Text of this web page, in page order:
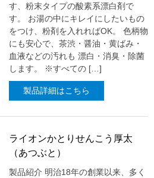
す、粉末タイプの酸素系漂白剤で
す。 お湯の中にキレイにしたいもの
をつけ、粉剤を入れればOK。 色柄物
にも安心で、茶渋・醤油・黄ばみ・
血液などの汚れも 漂白・消臭・除菌
します。 ※すべての […]
製品詳細はこちら
ライオンかとりせんこう厚太
（あつぶと）
製品紹介 明治18年の創業以来、多く